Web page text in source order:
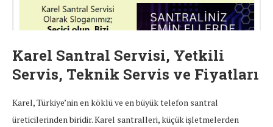
Karel Santral Servisi, Yetkili
Servis, Teknik Servis ve Fiyatları
Karel, Türkiye’nin en köklü ve en büyük telefon santral
üreticilerinden biridir. Karel santralleri, küçük işletmelerden